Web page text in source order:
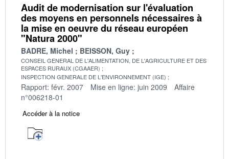
Audit de modernisation sur l'évaluation
des moyens en personnels nécessaires à
la mise en oeuvre du réseau européen
"Natura 2000"
BADRE, Michel BEISSON, Guy
CONSEIL GENERAL DE L'ALIMENTATION, DE L'AGRICULTURE ET DES
ESPACES RURAUX (CGAAER)
INSPECTION GENERALE DE L'ENVIRONNEMENT (IGE)
Rapport: févr. 2007 Mise en ligne: juin 2009
Affaire
n°006218-01
Accéder à la notice